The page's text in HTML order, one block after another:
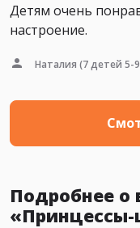
Детям очень
настроение.
Наталия (7 детей 5-
Подробнее о